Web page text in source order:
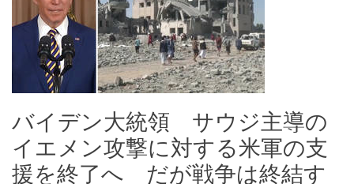
バイデン大統領 サウジ主導の
イエメン攻撃に対する米軍の支
援を終了へ だが戦争は終結す